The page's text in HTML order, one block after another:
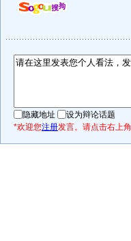
隐藏地址
设为辩论话题
*欢迎您注册发言。请点击右上角